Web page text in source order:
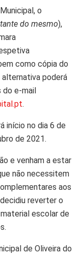
o
do mesmo),
como cópia do
poderá
do e-mail
.
início no dia 6 de
de 2021.
e venham a estar
não necessitem
aos
reverter o
escolar de
de Oliveira do